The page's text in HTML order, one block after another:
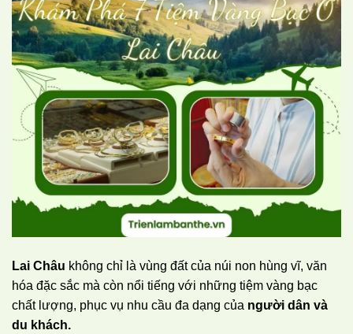
Lai Châu không chỉ là vùng đất của núi non hùng vĩ, văn
hóa đặc sắc mà còn nổi tiếng với những tiệm vàng bạc
chất lượng, phục vụ nhu cầu đa dạng của người dân và
du khách.